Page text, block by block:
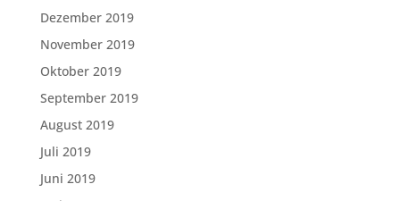
Dezember 2019
November 2019
Oktober 2019
September 2019
August 2019
Juli 2019
Juni 2019